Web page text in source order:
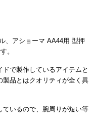
、アショーマ AA44用 型押
。
で製作しているアイテムと
品とはクオリティが全く異
ているので、腕周りが短い等